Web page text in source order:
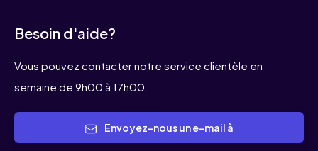
Besoin d'aide?
Vous pouvez contacter notre service clientèle en
semaine de 9h00 à 17h00.